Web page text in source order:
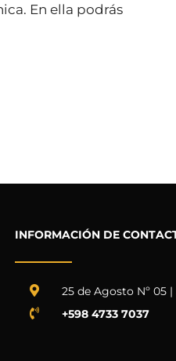
En ella podrás
INFORMACIÓN DE
25 de Agosto Nº 05
+598 4733 7037